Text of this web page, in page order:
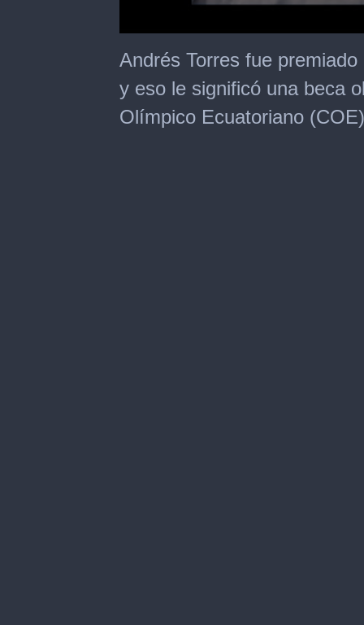
seconds
of
minute,
14
seconds
Andrés Torres fue
y eso le significó una beca
Olímpico Ecuatoriano